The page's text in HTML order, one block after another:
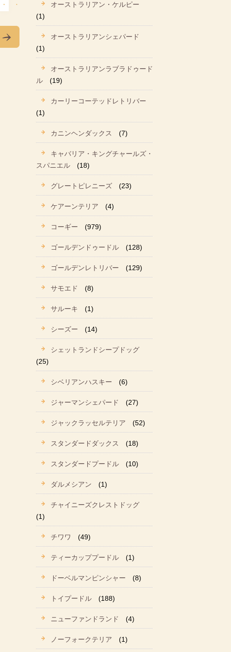
オーストラリアン・ケルピー
(1)
オーストラリアンシェパード
(1)
オーストラリアンラブラドゥード
ル
(19)
カーリーコーテッドレトリバー
(1)
カニンヘンダックス (7)
キャバリア・キングチャールズ・
スパニエル
(18)
グレートピレニーズ (23)
ケアーンテリア (4)
コーギー (979)
ゴールデンドゥードル (128)
ゴールデンレトリバー (129)
サモエド (8)
サルーキ (1)
シーズー (14)
シェットランドシープドッグ
(25)
シベリアンハスキー (6)
ジャーマンシェパード (27)
ジャックラッセルテリア (52)
スタンダードダックス (18)
スタンダードプードル (10)
ダルメシアン (1)
チャイニーズクレストドッグ
(1)
チワワ (49)
ティーカッププードル (1)
ドーベルマンピンシャー (8)
トイプードル (188)
ニューファンドランド (4)
ノーフォークテリア (1)